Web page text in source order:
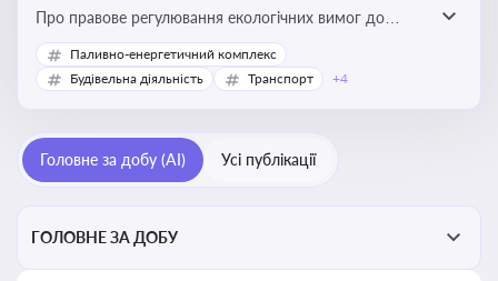
Про правове регулювання екологічних вимог до
виробництв, включно з дозволами, перевірками,
стандартами викидів і гармонізацією з
Паливно-енергетичний комплекс
Будівельна діяльність
Транспорт +4
Головне за добу (AI) Усі публікації
ГОЛОВНЕ ЗА ДОБУ